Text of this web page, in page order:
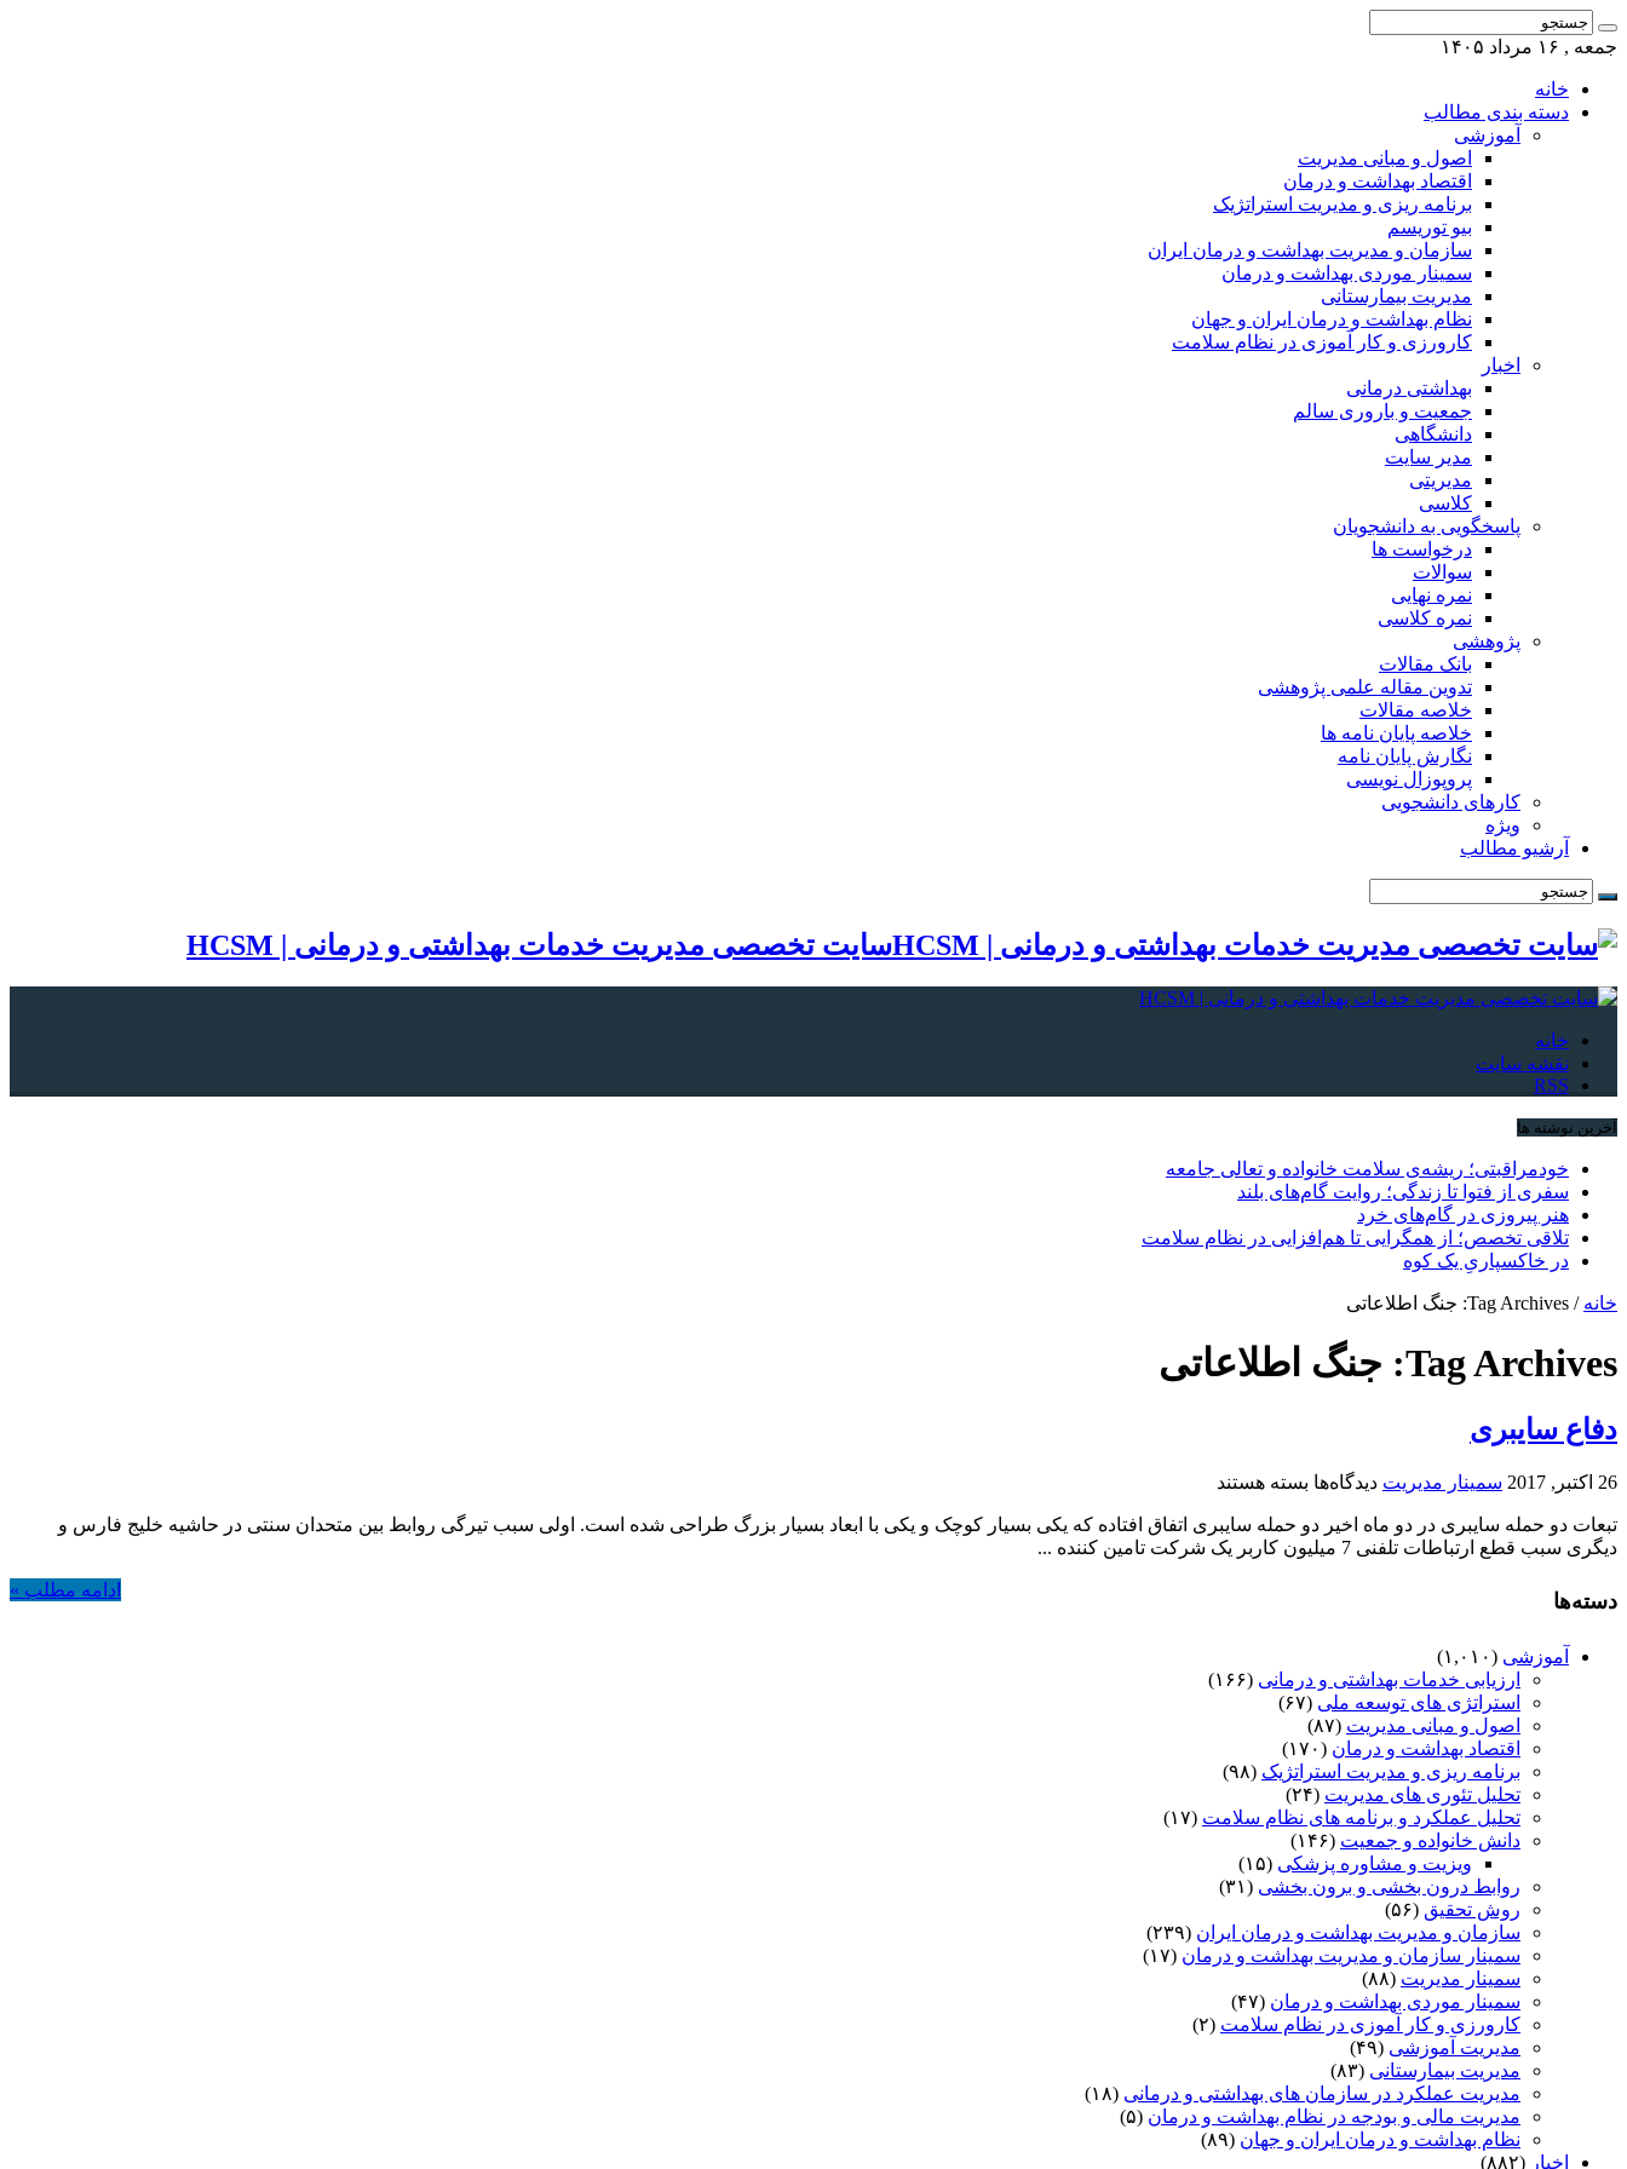
جمعه , ۱۶ مرداد ۱۴۰۵
خانه
دسته بندی مطالب
آموزشی
اصول و مبانی مدیریت
اقتصاد بهداشت و درمان
برنامه ریزی و مدیریت استراتژیک
بیو توریسم
سازمان و مدیریت بهداشت و درمان ایران
سمینار موردی بهداشت و درمان
مدیریت بیمارستانی
نظام بهداشت و درمان ایران و جهان
کارورزی و کار آموزی در نظام سلامت
اخبار
بهداشتی درمانی
جمعیت و باروری سالم
دانشگاهی
مدیر سایت
مدیریتی
کلاسی
پاسخگویی به دانشجویان
درخواست ها
سوالات
نمره نهایی
نمره کلاسی
پژوهشی
بانک مقالات
تدوین مقاله علمی پژوهشی
خلاصه مقالات
خلاصه پایان نامه ها
نگارش پایان نامه
پروپوزال نویسی
کارهای دانشجویی
ویژه
آرشیو مطالب
سایت تخصصی مدیریت خدمات بهداشتی و درمانی | HCSM
خانه
نقشه سایت
RSS
آخرین نوشته ها
خودمراقبتی؛ ریشه‌ی سلامت خانواده و تعالی جامعه
سفری از فتوا تا زندگی؛ روایت گام‌های بلند
هنر پیروزی در گام‌های خرد
تلاقی تخصص؛ از همگرایی تا هم‌افزایی در نظام سلامت
در خاکسپاریِ یک کوه
خانه / Tag Archives: جنگ اطلاعاتی
Tag Archives: جنگ اطلاعاتی
دفاع سایبری
26 اکتبر, 2017 سمینار مدیریت دیدگاه‌ها برای
سایبری
بسته هستند
تبعات دو حمله سایبری در دو ماه اخیر دو حمله سایبری اتفاق افتاده که یکی بسیار کوچک و یکی با ابعاد بسیار بزرگ طراحی شده است. اولی سبب تیرگی روابط بین متحدان سنتی در حاشیه خلیج فارس و
دیگری سبب قطع ارتباطات تلفنی 7 میلیون کاربر یک شرکت تامین کننده ...
ادامه مطلب » دسته‌ها
آموزشی (۱,۰۱۰)
ارزیابی خدمات بهداشتی و درمانی (۱۶۶)
استراتژی های توسعه ملی (۶۷)
اصول و مبانی مدیریت (۸۷)
اقتصاد بهداشت و درمان (۱۷۰)
برنامه ریزی و مدیریت استراتژیک (۹۸)
تحلیل تئوری های مدیریت (۲۴)
تحلیل عملکرد و برنامه های نظام سلامت (۱۷)
دانش خانواده و جمعیت (۱۴۶)
ویزیت و مشاوره پزشکی (۱۵)
روابط درون بخشی و برون بخشی (۳۱)
روش تحقیق (۵۶)
سازمان و مدیریت بهداشت و درمان ایران (۲۳۹)
سمینار سازمان و مدیریت بهداشت و درمان (۱۷)
سمینار مدیریت (۸۸)
سمینار موردی بهداشت و درمان (۴۷)
کارورزی و کار آموزی در نظام سلامت (۲)
مدیریت آموزشی (۴۹)
مدیریت بیمارستانی (۸۳)
مدیریت عملکرد در سازمان های بهداشتی و درمانی (۱۸)
مدیریت مالی و بودجه در نظام بهداشت و درمان (۵)
نظام بهداشت و درمان ایران و جهان (۸۹)
اخبار (۸۸۲)